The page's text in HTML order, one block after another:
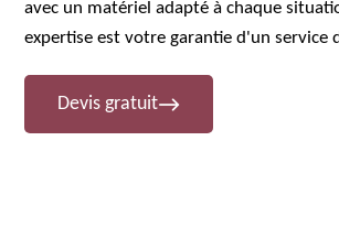
avec un matériel adapté à chaque
expertise est votre garantie d'un service
Devis gratuit